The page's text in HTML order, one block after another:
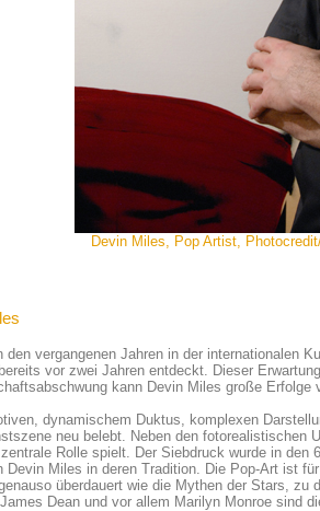
Devin Miles, Pop Artist,
den vergangenen Jahren in der internationalen
vor zwei Jahren entdeckt. Dieser
kann Devin Miles große Erfolge
dynamischem Duktus, komplexen
neu belebt. Neben den fotorealistischen
Rolle spielt. Der Siebdruck wurde in den
Miles in deren Tradition. Die Pop-Art ist
überdauert wie die Mythen der Stars, zu
Dean und vor allem Marilyn Monroe sind